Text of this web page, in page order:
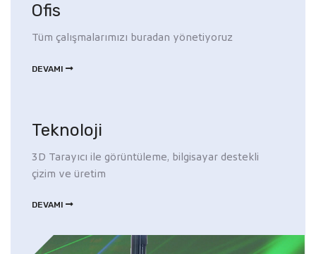
Ofis
Tüm çalışmalarımızı buradan yönetiyoruz
DEVAMI
Teknoloji
3D Tarayıcı ile görüntüleme, bilgisayar destekli
çizim ve üretim
DEVAMI